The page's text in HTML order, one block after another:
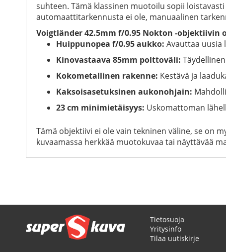
suhteen. Tämä klassinen muotoilu sopii
automaattitarkennusta ei ole, manuaalinen
Voigtländer 42.5mm f/0.95 Nokton -objektiivin
Huippunopea f/0.95 aukko: Avauttaa uusia
Kinovastaava 85mm polttoväli:
Kokometallinen rakenne: Kestävä ja
Kaksoisasetuksinen aukonohjain:
23 cm minimietäisyys: Uskomattoman
Tämä objektiivi ei ole vain tekninen väline, se on
kuvaamassa herkkää muotokuvaa tai näyttävää
Tietosuoja
Yritysinfo
Tilaa uutiskirje